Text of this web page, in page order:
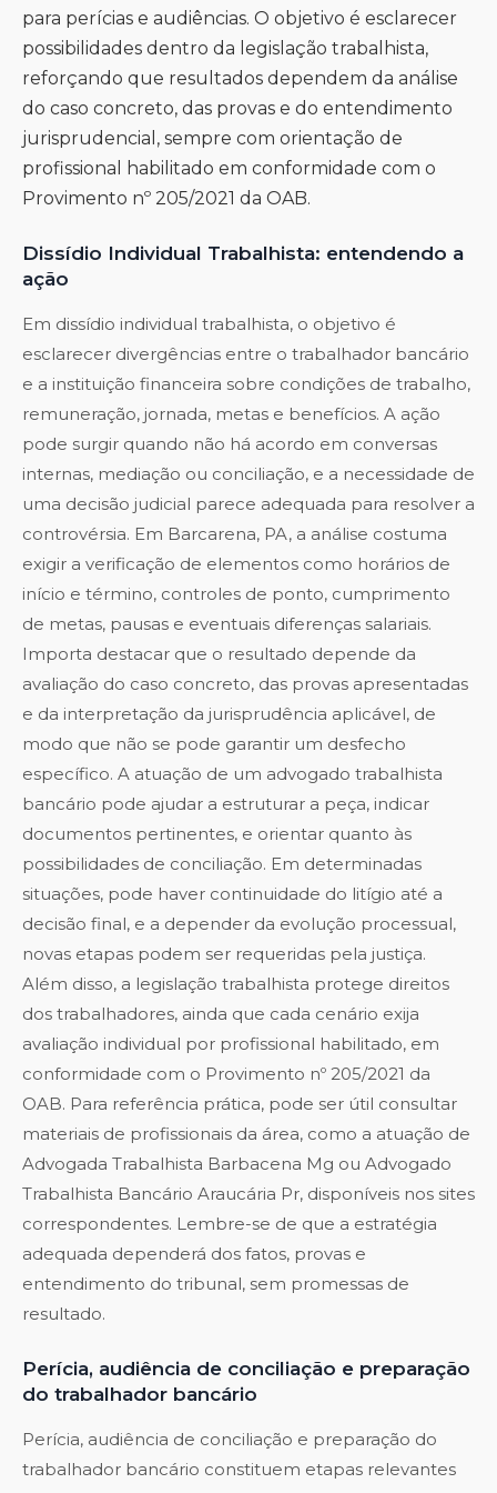
para perícias e audiências. O objetivo é esclarecer
possibilidades dentro da legislação trabalhista,
reforçando que resultados dependem da análise
do caso concreto, das provas e do entendimento
jurisprudencial, sempre com orientação de
profissional habilitado em conformidade com o
Provimento nº 205/2021 da OAB.
Dissídio Individual Trabalhista: entendendo a
ação
Em dissídio individual trabalhista, o objetivo é
esclarecer divergências entre o trabalhador bancário
e a instituição financeira sobre condições de trabalho,
remuneração, jornada, metas e benefícios. A ação
pode surgir quando não há acordo em conversas
internas, mediação ou conciliação, e a necessidade de
uma decisão judicial parece adequada para resolver a
controvérsia. Em Barcarena, PA, a análise costuma
exigir a verificação de elementos como horários de
início e término, controles de ponto, cumprimento
de metas, pausas e eventuais diferenças salariais.
Importa destacar que o resultado depende da
avaliação do caso concreto, das provas apresentadas
e da interpretação da jurisprudência aplicável, de
modo que não se pode garantir um desfecho
específico. A atuação de um advogado trabalhista
bancário pode ajudar a estruturar a peça, indicar
documentos pertinentes, e orientar quanto às
possibilidades de conciliação. Em determinadas
situações, pode haver continuidade do litígio até a
decisão final, e a depender da evolução processual,
novas etapas podem ser requeridas pela justiça.
Além disso, a legislação trabalhista protege direitos
dos trabalhadores, ainda que cada cenário exija
avaliação individual por profissional habilitado, em
conformidade com o Provimento nº 205/2021 da
OAB. Para referência prática, pode ser útil consultar
materiais de profissionais da área, como a atuação de
Advogada Trabalhista Barbacena Mg ou Advogado
Trabalhista Bancário Araucária Pr, disponíveis nos sites
correspondentes. Lembre-se de que a estratégia
adequada dependerá dos fatos, provas e
entendimento do tribunal, sem promessas de
resultado.
Perícia, audiência de conciliação e preparação
do trabalhador bancário
Perícia, audiência de conciliação e preparação do
trabalhador bancário constituem etapas relevantes